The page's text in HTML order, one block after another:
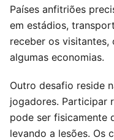
Países anfitriões
em estádios,
receber os
algumas economias.
Outro desafio reside
jogadores. Participar
pode ser fisicamente
levando a lesões. Os